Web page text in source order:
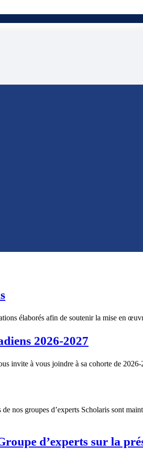
élaborés afin de soutenir la mise en
2026-2027
invite à vous joindre à sa cohorte de
nos groupes d’experts Scholaris sont
d’experts sur la